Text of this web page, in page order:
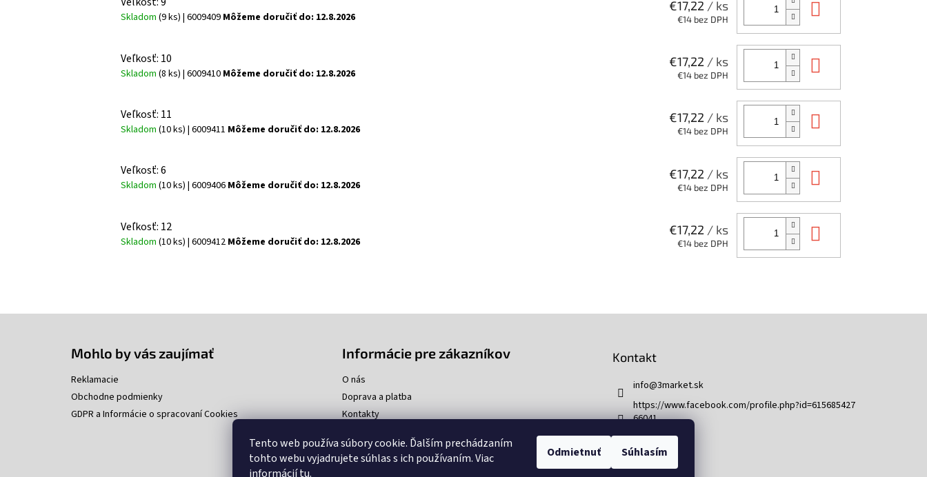
Tento web používa súbory cookie. Ďalším prechádzaním
tohto webu vyjadrujete súhlas s ich používaním. Viac
informáciítu.
Odmietnuť Súhlasím
Skladom (9 ks) | 6009409 Môžeme doručiť do: 12.8.2026
€17,22 / ks
€14 bez DPH
Veľkosť: 10
Skladom (8 ks) | 6009410 Môžeme doručiť do: 12.8.2026
€17,22 / ks
€14 bez DPH
Veľkosť: 11
Skladom (10 ks) | 6009411 Môžeme doručiť do: 12.8.2026
€17,22 / ks
€14 bez DPH
Veľkosť: 6
Skladom (10 ks) | 6009406 Môžeme doručiť do: 12.8.2026
€17,22 / ks
€14 bez DPH
Veľkosť: 12
Skladom (10 ks) | 6009412 Môžeme doručiť do: 12.8.2026
€17,22 / ks
€14 bez DPH
Mohlo by vás zaujímať
Reklamacie
Obchodne podmienky
GDPR a Informácie o spracovaní Cookies
Informácie pre zákazníkov
O nás
Doprava a platba
Kontakty
Kontakt
info@3market.sk
https://www.facebook.com/profile.php?id=615685427
66041
3market.sk